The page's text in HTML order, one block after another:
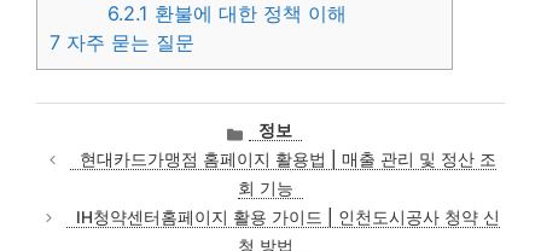
6.2.1 환불에 대한 정책 이해
7 자주 묻는 질문
카
테
고
리
정보
현대카드가맹점 홈페이지 활용법 | 매출 관리 및 정산 조
회 기능
IH청약센터홈페이지 활용 가이드 | 인천도시공사 청약 신
청 방법